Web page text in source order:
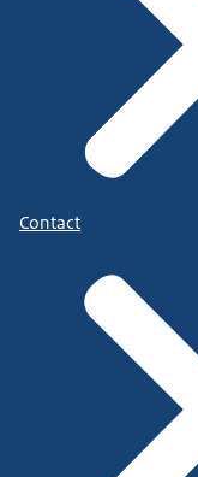
Contact